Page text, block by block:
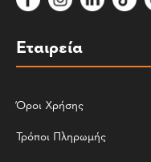
Εταιρεία
Όροι Χρήσης
Τρόποι Πληρωμής